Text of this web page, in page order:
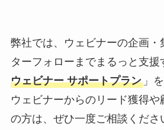
弊社では、ウェビナーの企画・
ターフォローまでまるっと支援
ウェビナー サポートプラン」
ウェビナーからのリード獲得や
の方は、ぜひ一度ご相談くださ